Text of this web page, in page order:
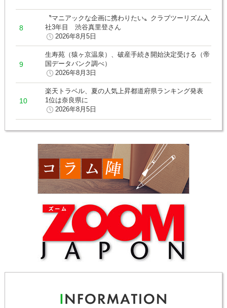
〝マニアックな企画に携わりたい〟クラブツーリズム入
社3年目 渋谷真里登さん
2026年8月5日
生寿苑（猿ヶ京温泉）、破産手続き開始決定受ける（帝
国データバンク調べ）
2026年8月3日
楽天トラベル、夏の人気上昇都道府県ランキング発表
1位は奈良県に
2026年8月5日